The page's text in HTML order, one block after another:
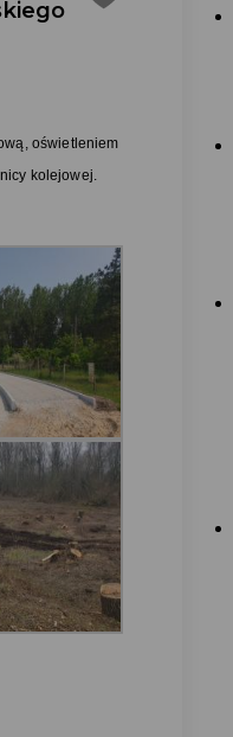
oświetleniem
kolejowej.